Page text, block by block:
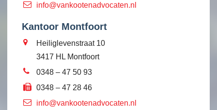
info@vankootenadvocaten.nl
Kantoor Montfoort
Heiliglevenstraat 10
3417 HL Montfoort
0348 – 47 50 93
0348 – 47 28 46
info@vankootenadvocaten.nl